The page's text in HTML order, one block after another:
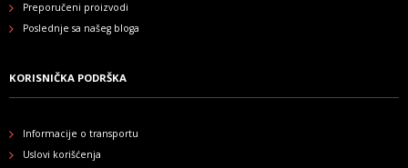
Preporučeni proizvodi
Poslednje sa našeg bloga
KORISNIČKA PODRŠKA
Informacije o transportu
Uslovi korišćenja